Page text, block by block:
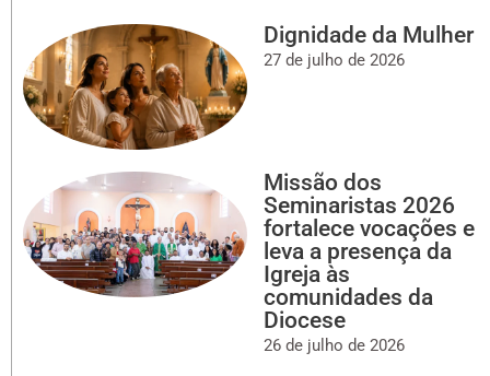
Dignidade da Mulher
27 de julho de 2026
Missão dos
Seminaristas 2026
fortalece vocações e
leva a presença da
Igreja às
comunidades da
Diocese
26 de julho de 2026